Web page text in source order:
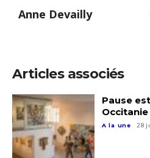
Anne Devailly
Articles associés
Pause
Occitanie
A la une 28